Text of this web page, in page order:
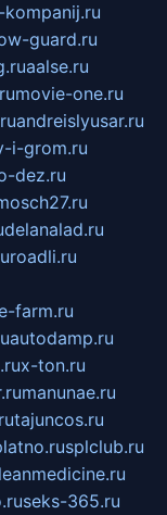
guard.ru
aalse.ru
movie-one.ru
andreislyusar.ru
i-grom.ru
dez.ru
delanalad.ru
roadli.ru
farm.ru
autodamp.ru
x-ton.ru
manunae.ru
tajuncos.ru
splclub.ru
seks-365.ru